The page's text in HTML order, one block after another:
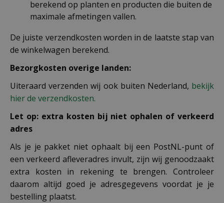
berekend op planten en producten die buiten de
maximale afmetingen vallen.
De juiste verzendkosten worden in de laatste stap van
de winkelwagen berekend.
Bezorgkosten overige landen:
Uiteraard verzenden wij ook buiten Nederland, bekijk
hier de verzendkosten.
Let op: extra kosten bij niet ophalen of verkeerd
adres
Als je je pakket niet ophaalt bij een PostNL-punt of
een verkeerd afleveradres invult, zijn wij genoodzaakt
extra kosten in rekening te brengen. Controleer
daarom altijd goed je adresgegevens voordat je je
bestelling plaatst.